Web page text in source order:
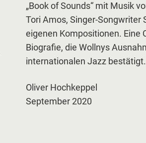
„Book of Sounds“ mit Musik
Tori Amos, Singer-Songwriter
eigenen Kompositionen. Eine
Biografie, die Wollnys
internationalen Jazz bestätigt.
Oliver Hochkeppel
September 2020